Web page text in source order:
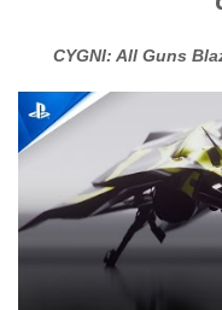
CYGNI: All Guns